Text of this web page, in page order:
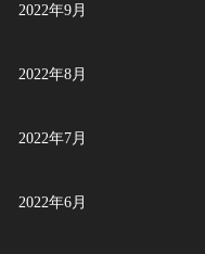
2022年9月
2022年8月
2022年7月
2022年6月